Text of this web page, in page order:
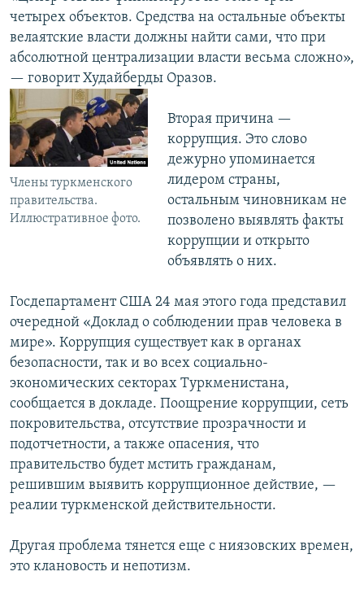
четырех объектов. Средства на остальные объекты
велаятские власти должны найти сами, что при
абсолютной централизации власти весьма сложно»,
— говорит Худайберды Оразов.
Члены туркменского
правительства.
Иллюстративное фото.
Вторая причина —
коррупция. Это слово
дежурно упоминается
лидером страны,
остальным чиновникам не
позволено выявлять факты
коррупции и открыто
объявлять о них.
Госдепартамент США 24 мая этого года представил
очередной «Доклад о соблюдении прав человека в
мире». Коррупция существует как в органах
безопасности, так и во всех социально-
экономических секторах Туркменистана,
сообщается в докладе. Поощрение коррупции, сеть
покровительства, отсутствие прозрачности и
подотчетности, а также опасения, что
правительство будет мстить гражданам,
решившим выявить коррупционное действие, —
реалии туркменской действительности.
Другая проблема тянется еще с ниязовских времен,
это клановость и непотизм.